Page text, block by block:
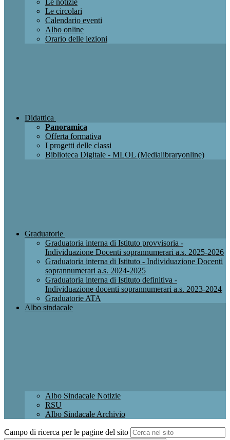
Le notizie
Le circolari
Calendario eventi
Albo online
Orario delle lezioni
Didattica
Panoramica
Offerta formativa
I progetti delle classi
Biblioteca Digitale - MLOL (Medialibraryonline)
Graduatorie
Graduatoria interna di Istituto provvisoria -
Individuazione Docenti soprannumerari a.s. 2025-2026
Graduatoria interna di Istituto - Individuazione Docenti
soprannumerari a.s. 2024-2025
Graduatoria interna di Istituto definitiva -
Individuazione docenti soprannumerari a.s. 2023-2024
Graduatorie ATA
Albo sindacale
Albo Sindacale Notizie
RSU
Albo Sindacale Archivio
Campo di ricerca per le pagine del sito